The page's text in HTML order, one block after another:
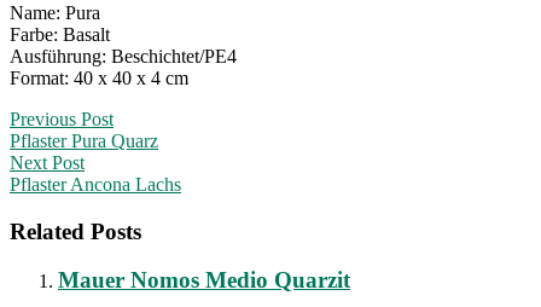
Name: Pura
Farbe: Basalt
Ausführung: Beschichtet/PE4
Format: 40 x 40 x 4 cm
Post
navigation
Previous Post
Pflaster Pura Quarz
Next Post
Pflaster Ancona Lachs
Related Posts
Mauer Nomos Medio Quarzit